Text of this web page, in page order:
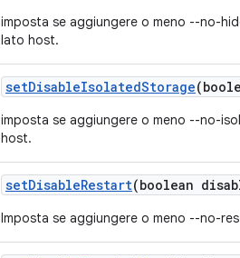
imposta se aggiungere o meno --no-
lato host.
setDisableIsolatedStorage
imposta se aggiungere o meno --no-
host.
setDisableRestart(boolean
Imposta se aggiungere o meno --no-